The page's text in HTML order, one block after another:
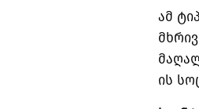
ამ
ის